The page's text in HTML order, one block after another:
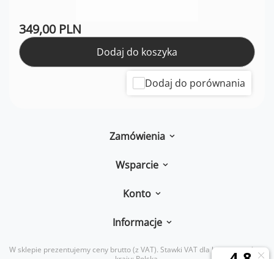
349,00 PLN
Dodaj do koszyka
Dodaj do porównania
Zamówienia
Wsparcie
Konto
Informacje
W sklepie prezentujemy ceny brutto (z VAT). Stawki VAT dla konsumentów z